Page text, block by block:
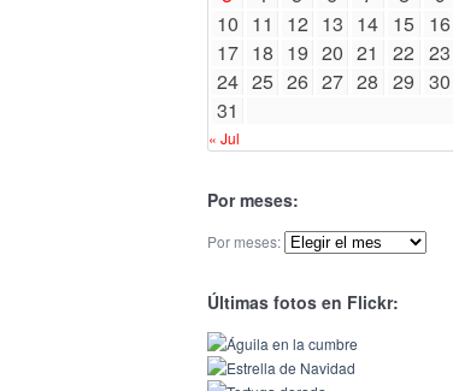
10 11 12 13 14 15 16
17 18 19 20 21 22 23
24 25 26 27 28 29 30
31
« Jul
Por meses:
Por meses:
Últimas fotos en Flickr: